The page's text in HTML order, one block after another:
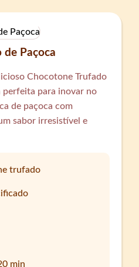
de Paçoca
Chocotone Trufado
perfeita para inovar no
de paçoca com
sabor irresistível e
trufado
min